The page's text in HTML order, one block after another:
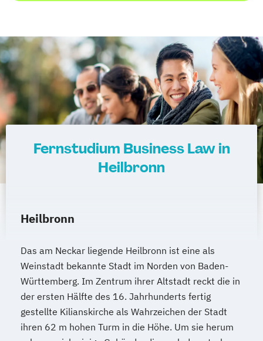
Fernstudium Business Law in
Heilbronn
Heilbronn
Das am Neckar liegende Heilbronn ist eine als
Weinstadt bekannte Stadt im Norden von Baden-
Württemberg. Im Zentrum ihrer Altstadt reckt die in
der ersten Hälfte des 16. Jahrhunderts fertig
gestellte Kilianskirche als Wahrzeichen der Stadt
ihren 62 m hohen Turm in die Höhe. Um sie herum